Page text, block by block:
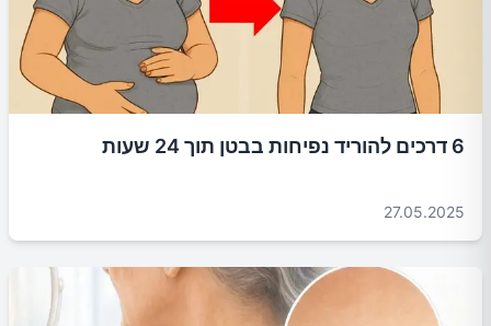
6 דרכים להוריד נפיחות בבטן תוך 24 שעות
27.05.2025